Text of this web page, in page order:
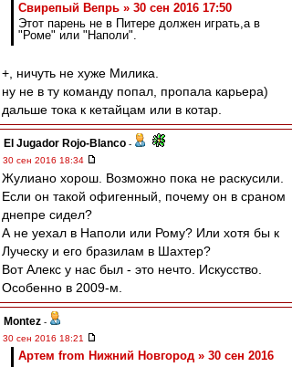
Свирепый Вепрь » 30 сен 2016 17:50
Этот парень не в Питере должен играть,а в
"Роме" или "Наполи".
+, ничуть не хуже Милика.
ну не в ту команду попал, пропала карьера)
дальше тока к кетайцам или в котар.
El Jugador Rojo-Blanco -
30 сен 2016 18:34
Жулиано хорош. Возможно пока не раскусили.
Если он такой офигенный, почему он в сраном
днепре сидел?
А не уехал в Наполи или Рому? Или хотя бы к
Луческу и его бразилам в Шахтер?
Вот Алекс у нас был - это нечто. Искусство.
Особенно в 2009-м.
Montez -
30 сен 2016 18:21
Артем from Нижний Новгород » 30 сен 2016